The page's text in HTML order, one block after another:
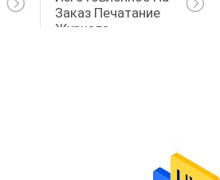
Заказ Печатание
Журнала